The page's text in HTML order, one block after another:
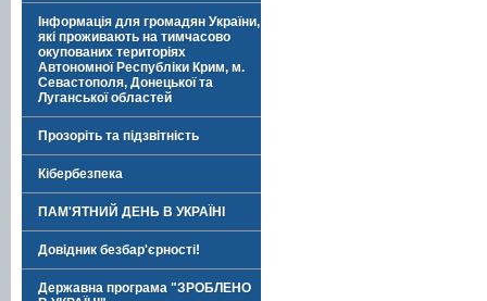
Інформація для громадян України,
які проживають на тимчасово
окупованих територіях
Автономної Республіки Крим, м.
Севастополя, Донецької та
Луганської областей
Прозоріть та підзвітність
Кібербезпека
ПАМ'ЯТНИЙ ДЕНЬ В УКРАЇНІ
Довідник безбар'єрності!
Державна програма "ЗРОБЛЕНО